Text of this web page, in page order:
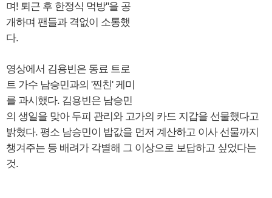
며! 퇴근 후 한정식 먹방"을 공
개하며 팬들과 격없이 소통했
다.
영상에서 김용빈은 동료 트로
트 가수 남승민과의 '찐친' 케미
를 과시했다. 김용빈은 남승민
의 생일을 맞아 두피 관리와 고가의 카드 지갑을 선물했다고
밝혔다. 평소 남승민이 밥값을 먼저 계산하고 이사 선물까지
챙겨주는 등 배려가 각별해 그 이상으로 보답하고 싶었다는
것.